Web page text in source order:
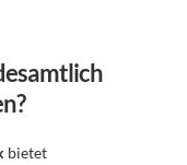
bietet